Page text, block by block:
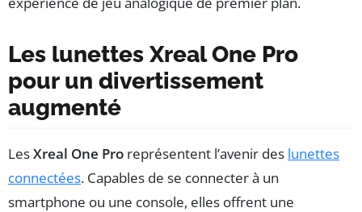
Les lunettes Xreal One Pro
pour un divertissement
augmenté
LesXreal One Pro représentent l’avenir des lunettes
connectées. Capables de se connecter à un
smartphone ou une console, elles offrent une